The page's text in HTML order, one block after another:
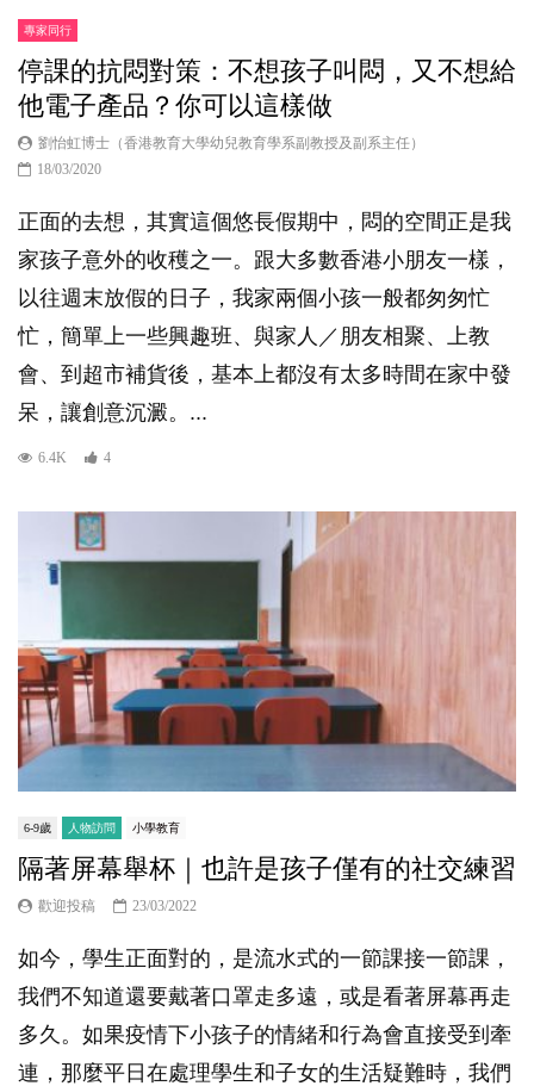
專家同行
停課的抗悶對策：不想孩子叫悶，又不想給
他電子產品？你可以這樣做
劉怡虹博士（香港教育大學幼兒教育學系副教授及副系主任）
18/03/2020
正面的去想，其實這個悠長假期中，悶的空間正是我
家孩子意外的收穫之一。跟大多數香港小朋友一樣，
以往週末放假的日子，我家兩個小孩一般都匆匆忙
忙，簡單上一些興趣班、與家人／朋友相聚、上教
會、到超市補貨後，基本上都沒有太多時間在家中發
呆，讓創意沉澱。...
6.4K 4
6-9歲 人物訪問 小學教育
隔著屏幕舉杯｜也許是孩子僅有的社交練習
歡迎投稿 23/03/2022
如今，學生正面對的，是流水式的一節課接一節課，
我們不知道還要戴著口罩走多遠，或是看著屏幕再走
多久。如果疫情下小孩子的情緒和行為會直接受到牽
連，那麼平日在處理學生和子女的生活疑難時，我們